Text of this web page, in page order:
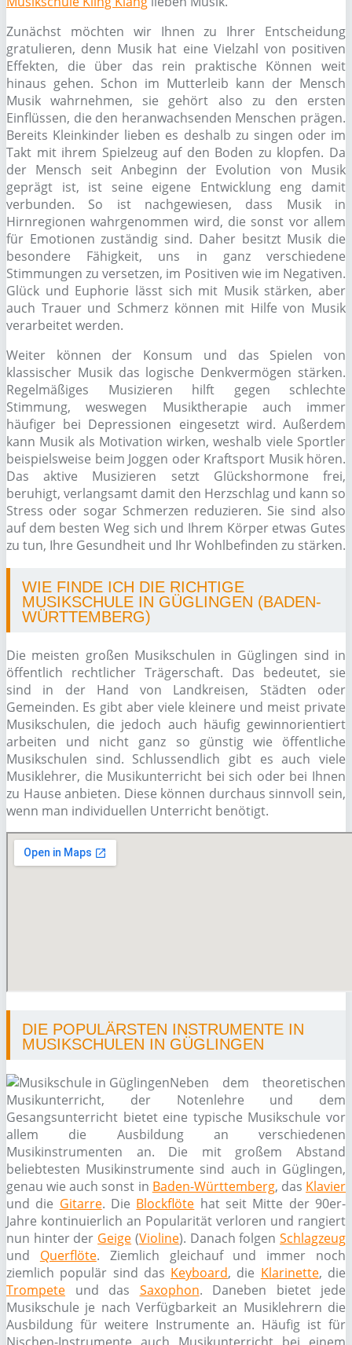
Zunächst möchten wir Ihnen zu Ihrer Entscheidung
gratulieren, denn Musik hat eine Vielzahl von positiven
Effekten, die über das rein praktische Können weit
hinaus gehen. Schon im Mutterleib kann der Mensch
Musik wahrnehmen, sie gehört also zu den ersten
Einflüssen, die den heranwachsenden Menschen prägen.
Bereits Kleinkinder lieben es deshalb zu singen oder im
Takt mit ihrem Spielzeug auf den Boden zu klopfen. Da
der Mensch seit Anbeginn der Evolution von Musik
geprägt ist, ist seine eigene Entwicklung eng damit
verbunden. So ist nachgewiesen, dass Musik in
Hirnregionen wahrgenommen wird, die sonst vor allem
für Emotionen zuständig sind. Daher besitzt Musik die
besondere Fähigkeit, uns in ganz verschiedene
Stimmungen zu versetzen, im Positiven wie im Negativen.
Glück und Euphorie lässt sich mit Musik stärken, aber
auch Trauer und Schmerz können mit Hilfe von Musik
verarbeitet werden.
Weiter können der Konsum und das Spielen von
klassischer Musik das logische Denkvermögen stärken.
Regelmäßiges Musizieren hilft gegen schlechte
Stimmung, weswegen Musiktherapie auch immer
häufiger bei Depressionen eingesetzt wird. Außerdem
kann Musik als Motivation wirken, weshalb viele Sportler
beispielsweise beim Joggen oder Kraftsport Musik hören.
Das aktive Musizieren setzt Glückshormone frei,
beruhigt, verlangsamt damit den Herzschlag und kann so
Stress oder sogar Schmerzen reduzieren. Sie sind also
auf dem besten Weg sich und Ihrem Körper etwas Gutes
zu tun, Ihre Gesundheit und Ihr Wohlbefinden zu stärken.
WIE FINDE ICH DIE RICHTIGE
MUSIKSCHULE IN GÜGLINGEN (BADEN-
WÜRTTEMBERG)
Die meisten großen Musikschulen in Güglingen sind in
öffentlich rechtlicher Trägerschaft. Das bedeutet, sie
sind in der Hand von Landkreisen, Städten oder
Gemeinden. Es gibt aber viele kleinere und meist private
Musikschulen, die jedoch auch häufig gewinnorientiert
arbeiten und nicht ganz so günstig wie öffentliche
Musikschulen sind. Schlussendlich gibt es auch viele
Musiklehrer, die Musikunterricht bei sich oder bei Ihnen
zu Hause anbieten. Diese können durchaus sinnvoll sein,
wenn man individuellen Unterricht benötigt.
DIE POPULÄRSTEN INSTRUMENTE IN
MUSIKSCHULEN IN GÜGLINGEN
Neben dem theoretischen
Musikunterricht, der Notenlehre und dem
Gesangsunterricht bietet eine typische Musikschule vor
allem die Ausbildung an verschiedenen
Musikinstrumenten an. Die mit großem Abstand
beliebtesten Musikinstrumente sind auch in Güglingen,
genau wie auch sonst in Baden-Württemberg, das Klavier
und die Gitarre. Die Blockflöte hat seit Mitte der 90er-
Jahre kontinuierlich an Popularität verloren und rangiert
nun hinter der Geige (Violine). Danach folgenSchlagzeug
und Querflöte. Ziemlich gleichauf und immer noch
ziemlich populär sind das Keyboard, die Klarinette, die
Trompete und das Saxophon. Daneben bietet jede
Musikschule je nach Verfügbarkeit an Musiklehrern die
Ausbildung für weitere Instrumente an. Häufig ist für